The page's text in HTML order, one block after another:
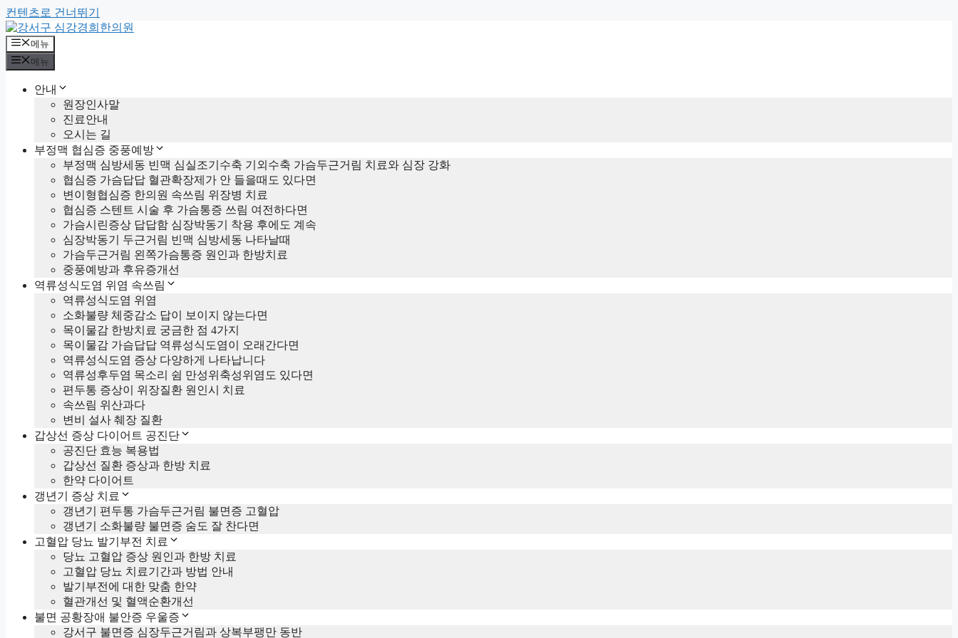
컨텐츠로 건너뛰기
메뉴
메뉴
안내
원장인사말
진료안내
오시는 길
부정맥 협심증 중풍예방
부정맥 심방세동 빈맥 심실조기수축 기외수축 가슴두근거림 치료와 심장 강화
협심증 가슴답답 혈관확장제가 안 들을때도 있다면
변이형협심증 한의원 속쓰림 위장병 치료
협심증 스텐트 시술 후 가슴통증 쓰림 여전하다면
가슴시린증상 답답함 심장박동기 착용 후에도 계속
심장박동기 두근거림 빈맥 심방세동 나타날때
가슴두근거림 왼쪽가슴통증 원인과 한방치료
중풍예방과 후유증개선
역류성식도염 위염 속쓰림
역류성식도염 위염
소화불량 체중감소 답이 보이지 않는다면
목이물감 한방치료 궁금한 점 4가지
목이물감 가슴답답 역류성식도염이 오래간다면
역류성식도염 증상 다양하게 나타납니다
역류성후두염 목소리 쉼 만성위축성위염도 있다면
편두통 증상이 위장질환 원인시 치료
속쓰림 위산과다
변비 설사 췌장 질환
갑상선 증상 다이어트 공진단
공진단 효능 복용법
갑상선 질환 증상과 한방 치료
한약 다이어트
갱년기 증상 치료
갱년기 편두통 가슴두근거림 불면증 고혈압
갱년기 소화불량 불면증 숨도 잘 찬다면
고혈압 당뇨 발기부전 치료
당뇨 고혈압 증상 원인과 한방 치료
고혈압 당뇨 치료기간과 방법 안내
발기부전에 대한 맞춤 한약
혈관개선 및 혈액순환개선
불면 공황장애 불안증 우울증
강서구 불면증 심장두근거림과 상복부팽만 동반